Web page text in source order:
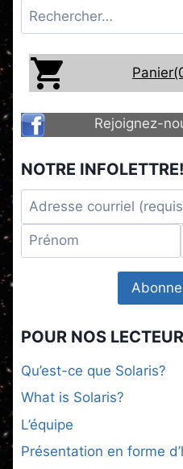
Rechercher :
Rejoignez-
NOTRE INFOLETTRE!
POUR NOS
Qu’est-ce que Solaris?
What is Solaris?
L’équipe
Présentation en forme